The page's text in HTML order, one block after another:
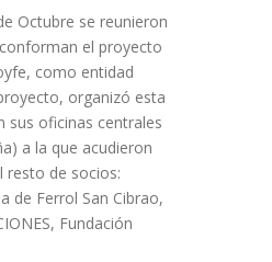
Octubre se reunieron
el proyecto
como entidad
organizó esta
sus oficinas centrales
a la que acudieron
resto de socios:
de Ferrol San Cibrao,
Fundación